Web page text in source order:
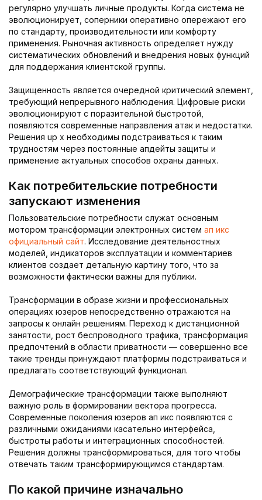
регулярно улучшать личные продукты. Когда система не
эволюционирует, соперники оперативно опережают его
по стандарту, производительности или комфорту
применения. Рыночная активность определяет нужду
систематических обновлений и внедрения новых функций
для поддержания клиентской группы.
Защищенность является очередной критический элемент,
требующий непрерывного наблюдения. Цифровые риски
эволюционируют с поразительной быстротой,
появляются современные направления атак и недостатки.
Решения up x необходимы подстраиваться к таким
трудностям через постоянные апдейты защиты и
применение актуальных способов охраны данных.
Как потребительские потребности
запускают изменения
Пользовательские потребности служат основным
мотором трансформации электронных систем ап икс
официальный сайт. Исследование деятельностных
моделей, индикаторов эксплуатации и комментариев
клиентов создает детальную картину того, что за
возможности фактически важны для публики.
Трансформации в образе жизни и профессиональных
операциях юзеров непосредственно отражаются на
запросы к онлайн решениям. Переход к дистанционной
занятости, рост беспроводного трафика, трансформация
предпочтений в области приватности — совершенно все
такие тренды принуждают платформы подстраиваться и
предлагать соответствующий функционал.
Демографические трансформации также выполняют
важную роль в формировании вектора прогресса.
Современные поколения юзеров ап икс появляются с
различными ожиданиями касательно интерфейса,
быстроты работы и интеграционных способностей.
Решения должны трансформироваться, для того чтобы
отвечать таким трансформирующимся стандартам.
По какой причине изначально